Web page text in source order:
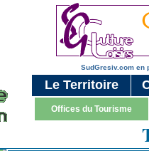
SudGresiv.com en
Le Territoire
Offices du Tourisme